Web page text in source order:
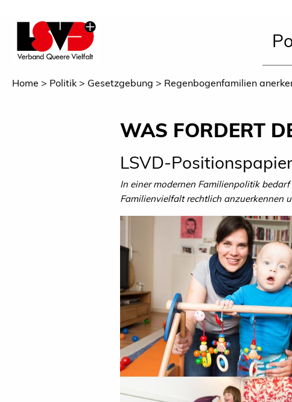
Home Politik Gesetzgebung Regenbogenfamilien
WAS FORDERT
LSVD-
In einer modernen Familienpolitik
Familienvielfalt rechtlich anzuerkennen